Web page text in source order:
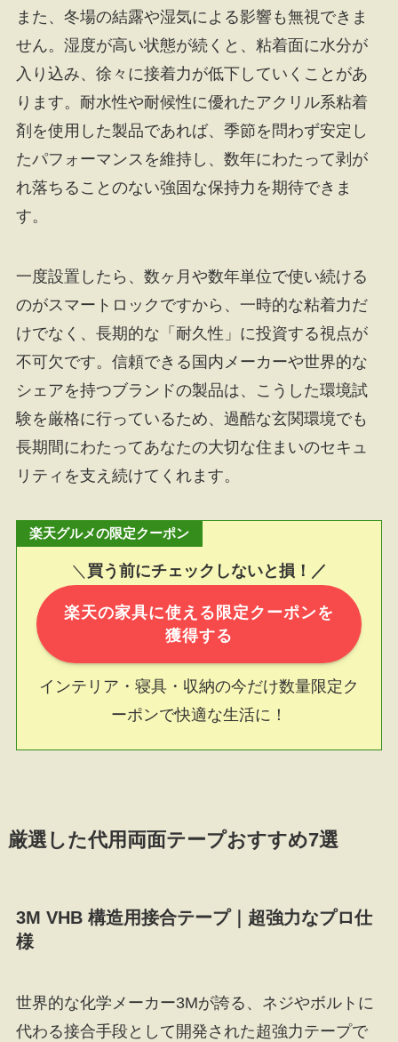
また、冬場の結露や湿気による影響も無視できま
せん。湿度が高い状態が続くと、粘着面に水分が
入り込み、徐々に接着力が低下していくことがあ
ります。耐水性や耐候性に優れたアクリル系粘着
剤を使用した製品であれば、季節を問わず安定し
たパフォーマンスを維持し、数年にわたって剥が
れ落ちることのない強固な保持力を期待できま
す。
一度設置したら、数ヶ月や数年単位で使い続ける
のがスマートロックですから、一時的な粘着力だ
けでなく、長期的な「耐久性」に投資する視点が
不可欠です。信頼できる国内メーカーや世界的な
シェアを持つブランドの製品は、こうした環境試
験を厳格に行っているため、過酷な玄関環境でも
長期間にわたってあなたの大切な住まいのセキュ
リティを支え続けてくれます。
楽天グルメの限定クーポン
＼ 買う前にチェックしないと損！／
楽天の家具に使える限定クーポンを
獲得する
インテリア・寝具・収納の今だけ数量限定ク
ーポンで快適な生活に！
厳選した代用両面テープおすすめ7選
3M VHB 構造用接合テープ｜超強力なプロ仕
様
世界的な化学メーカー3Mが誇る、ネジやボルトに
代わる接合手段として開発された超強力テープで